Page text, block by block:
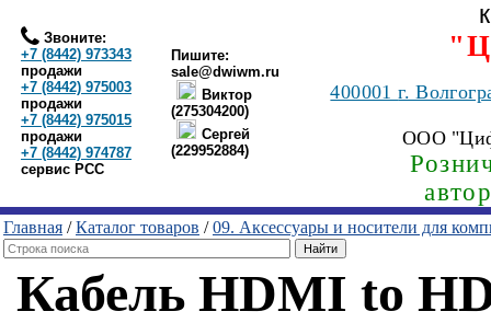
Звоните:
+7 (8442) 973343
продажи
+7 (8442) 975003
продажи
+7 (8442) 975015
продажи
+7 (8442) 974787
сервис РСС
Пишите:
sale@dwiwm.ru
Виктор
(275304200)
Сергей
(229952884)
400001г.
ООО
Главная /Каталог товаров /09. Аксессуары и носители для
Кабель HDMI to